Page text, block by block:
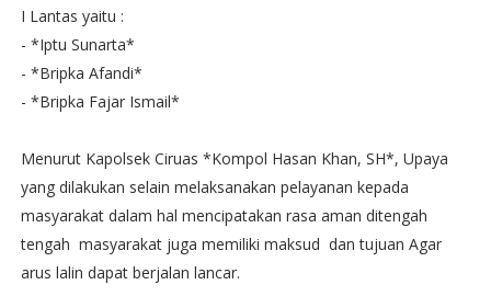
I Lantas yaitu :
- *Iptu Sunarta*
- *Bripka Afandi*
- *Bripka Fajar Ismail*
Menurut Kapolsek Ciruas *Kompol Hasan Khan, SH*, Upaya
yang dilakukan selain melaksanakan pelayanan kepada
masyarakat dalam hal mencipatakan rasa aman ditengah
tengah masyarakat juga memiliki maksud dan tujuan Agar
arus lalin dapat berjalan lancar.